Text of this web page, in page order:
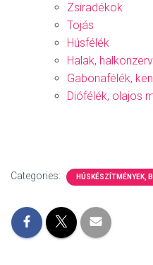
Zsiradékok
Tojás
Húsfélék
Halak,
Gabonafélék,
Diófélék, olajos
Categories: HÚSKÉSZÍTMÉNYEK,